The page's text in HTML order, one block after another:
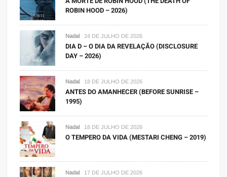
ROBIN HOOD – 2026)
Nadal 24 DE JULHO DE 2026
DIA D – O DIA DA REVELAÇÃO (DISCLOSURE
DAY – 2026)
Nadal 18 DE JULHO DE 2026
ANTES DO AMANHECER (BEFORE SUNRISE –
1995)
Nadal 18 DE JULHO DE 2026
O TEMPERO DA VIDA (MESTARI CHENG – 2019)
Nadal 17 DE JULHO DE 2026